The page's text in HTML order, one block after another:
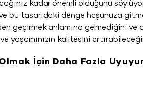
kadar önemli olduğunu
bu tasarıdaki denge hoşunuza
geçirmek anlamına gelmediğini ve
yaşamınızın kalitesini
Olmak İçin Daha Fazla